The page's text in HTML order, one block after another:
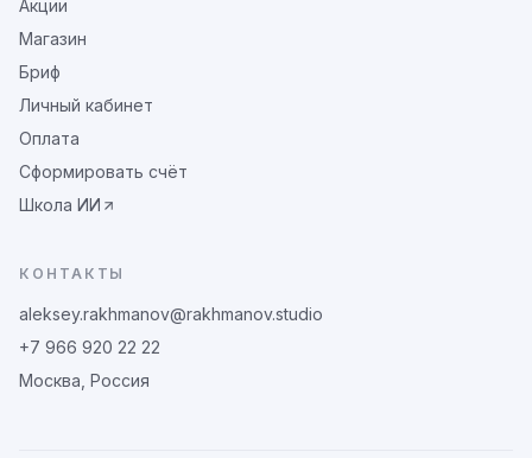
Акции
Магазин
Бриф
Личный кабинет
Оплата
Сформировать счёт
Школа ИИ
КОНТАКТЫ
aleksey.rakhmanov@rakhmanov.studio
+7 966 920 22 22
Москва, Россия